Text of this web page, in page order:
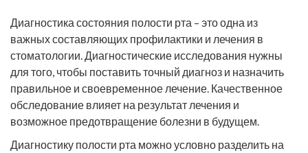
Диагностика состояния полости рта – это одна из
важных составляющих профилактики и лечения в
стоматологии. Диагностические исследования нужны
для того, чтобы поставить точный диагноз и назначить
правильное и своевременное лечение. Качественное
обследование влияет на результат лечения и
возможное предотвращение болезни в будущем.
Диагностику полости рта можно условно разделить на